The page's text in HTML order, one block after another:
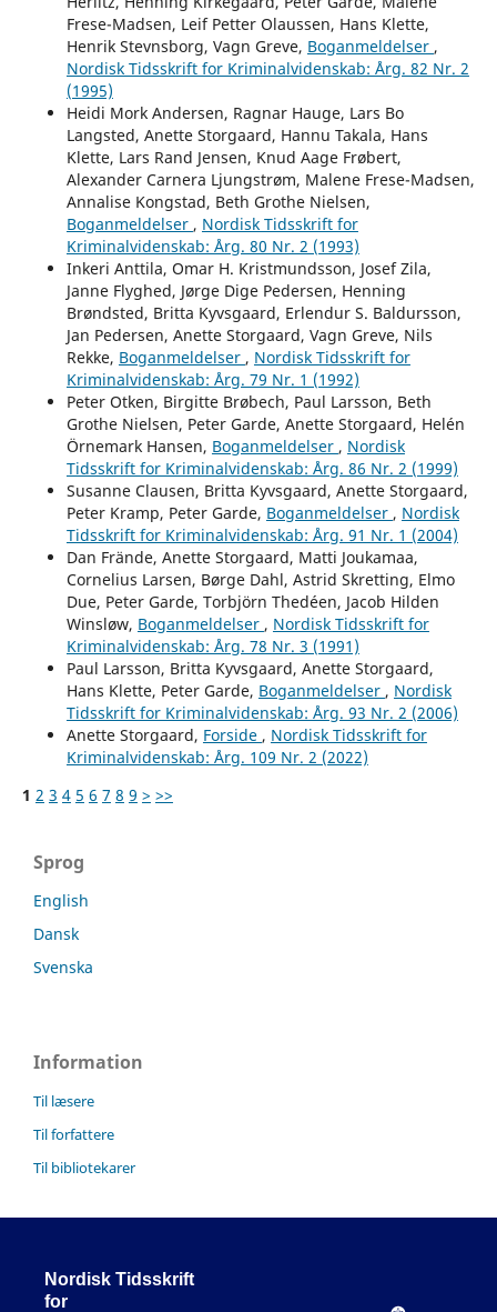
Frese-Madsen, Leif Petter Olaussen, Hans Klette,
Henrik Stevnsborg, Vagn Greve, Boganmeldelser ,
Nordisk Tidsskrift for Kriminalvidenskab: Årg. 82 Nr. 2
(1995)
Heidi Mork Andersen, Ragnar Hauge, Lars Bo
Langsted, Anette Storgaard, Hannu Takala, Hans
Klette, Lars Rand Jensen, Knud Aage Frøbert,
Alexander Carnera Ljungstrøm, Malene Frese-Madsen,
Annalise Kongstad, Beth Grothe Nielsen,
Boganmeldelser , Nordisk Tidsskrift for
Kriminalvidenskab: Årg. 80 Nr. 2 (1993)
Inkeri Anttila, Omar H. Kristmundsson, Josef Zila,
Janne Flyghed, Jørge Dige Pedersen, Henning
Brøndsted, Britta Kyvsgaard, Erlendur S. Baldursson,
Jan Pedersen, Anette Storgaard, Vagn Greve, Nils
Rekke, Boganmeldelser , Nordisk Tidsskrift for
Kriminalvidenskab: Årg. 79 Nr. 1 (1992)
Peter Otken, Birgitte Brøbech, Paul Larsson, Beth
Grothe Nielsen, Peter Garde, Anette Storgaard, Helén
Örnemark Hansen, Boganmeldelser , Nordisk
Tidsskrift for Kriminalvidenskab: Årg. 86 Nr. 2 (1999)
Susanne Clausen, Britta Kyvsgaard, Anette Storgaard,
Peter Kramp, Peter Garde, Boganmeldelser , Nordisk
Tidsskrift for Kriminalvidenskab: Årg. 91 Nr. 1 (2004)
Dan Frände, Anette Storgaard, Matti Joukamaa,
Cornelius Larsen, Børge Dahl, Astrid Skretting, Elmo
Due, Peter Garde, Torbjörn Thedéen, Jacob Hilden
Winsløw, Boganmeldelser , Nordisk Tidsskrift for
Kriminalvidenskab: Årg. 78 Nr. 3 (1991)
Paul Larsson, Britta Kyvsgaard, Anette Storgaard,
Hans Klette, Peter Garde, Boganmeldelser , Nordisk
Tidsskrift for Kriminalvidenskab: Årg. 93 Nr. 2 (2006)
Anette Storgaard, Forside , Nordisk Tidsskrift for
Kriminalvidenskab: Årg. 109 Nr. 2 (2022)
1 2 3 4 5 6 7 8 9 > >>
Sprog
English
Dansk
Svenska
Information
Til læsere
Til forfattere
Til bibliotekarer
Nordisk Tidsskrift
for